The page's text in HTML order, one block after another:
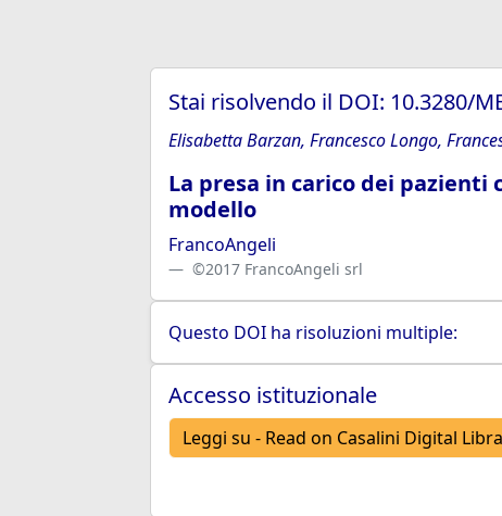
Stai risolvendo il DOI: 10.3280/
Elisabetta Barzan, Francesco Longo,
La presa in carico dei
modello
FrancoAngeli
©2017 FrancoAngeli srl
Questo DOI ha risoluzioni multiple:
Accesso istituzionale
Leggi su - Read on Casalini Digital